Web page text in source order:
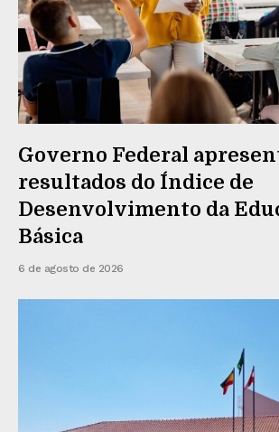
Governo Federal
resultados do Índice de
Desenvolvimento da
Básica
6 de agosto de 2026